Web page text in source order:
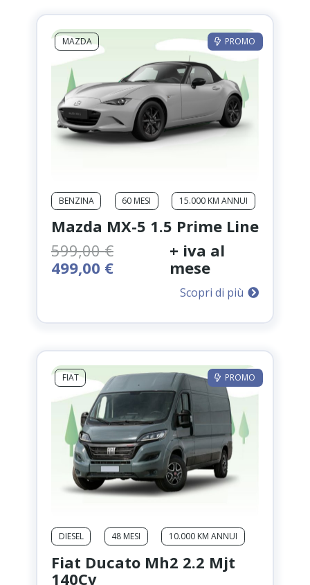
MAZDA PROMO
BENZINA 60 MESI 15.000 KM ANNUI
Mazda MX-5 1.5 Prime Line
599,00€
Il
era:
499,00 €Il
è:
+ iva al
mese
Scopri di più
FIAT PROMO
DIESEL 48 MESI 10.000 KM ANNUI
Fiat Ducato Mh2 2.2 Mjt
140Cv